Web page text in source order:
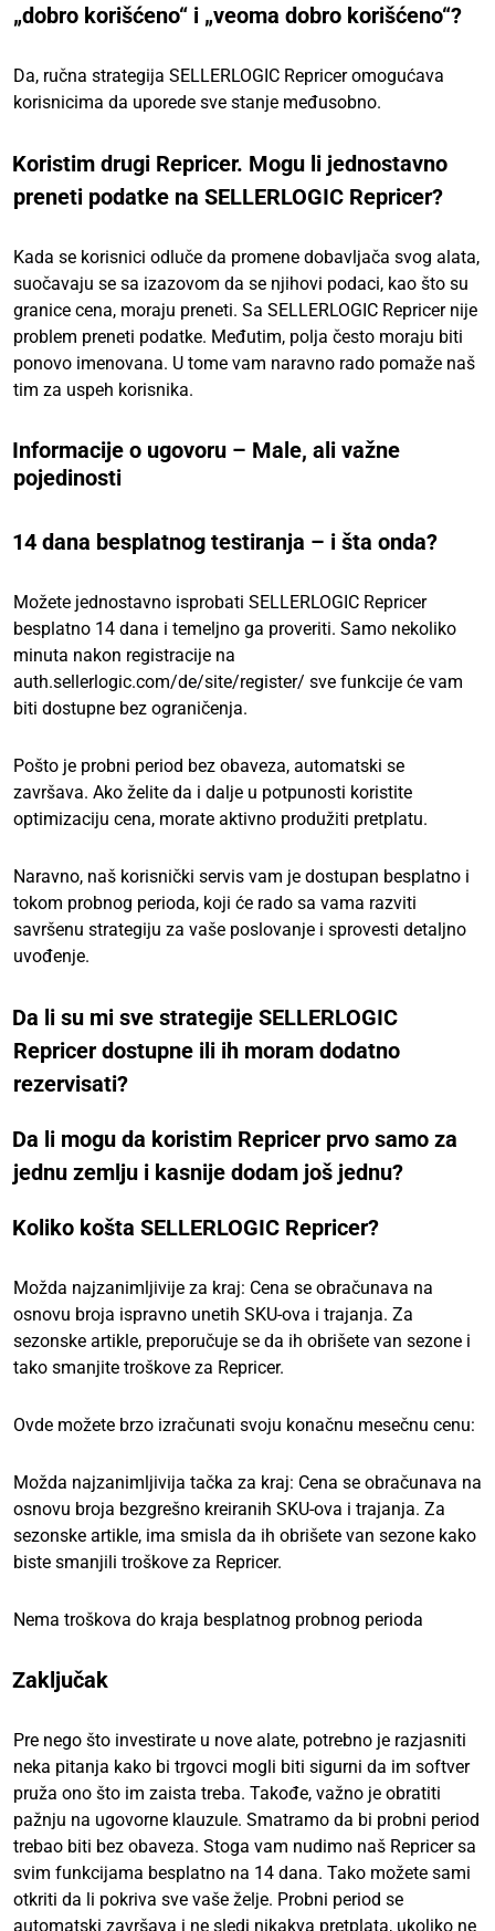
„dobro korišćeno“ i „veoma dobro korišćeno“?
Da, ručna strategija SELLERLOGIC Repricer omogućava
korisnicima da uporede sve stanje međusobno.
Koristim drugi Repricer. Mogu li jednostavno
preneti podatke na SELLERLOGIC Repricer?
Kada se korisnici odluče da promene dobavljača svog alata,
suočavaju se sa izazovom da se njihovi podaci, kao što su
granice cena, moraju preneti. Sa SELLERLOGIC Repricer nije
problem preneti podatke. Međutim, polja često moraju biti
ponovo imenovana. U tome vam naravno rado pomaže naš
tim za uspeh korisnika.
Informacije o ugovoru – Male, ali važne
pojedinosti
14 dana besplatnog testiranja – i šta onda?
Možete jednostavno isprobati SELLERLOGIC Repricer
besplatno 14 dana i temeljno ga proveriti. Samo nekoliko
minuta nakon registracije na
auth.sellerlogic.com/de/site/register/ sve funkcije će vam
biti dostupne bez ograničenja.
Pošto je probni period bez obaveza, automatski se
završava. Ako želite da i dalje u potpunosti koristite
optimizaciju cena, morate aktivno produžiti pretplatu.
Naravno, naš korisnički servis vam je dostupan besplatno i
tokom probnog perioda, koji će rado sa vama razviti
savršenu strategiju za vaše poslovanje i sprovesti detaljno
uvođenje.
Da li su mi sve strategije SELLERLOGIC
Repricer dostupne ili ih moram dodatno
rezervisati?
Da li mogu da koristim Repricer prvo samo za
jednu zemlju i kasnije dodam još jednu?
Koliko košta SELLERLOGIC Repricer?
Možda najzanimljivije za kraj: Cena se obračunava na
osnovu broja ispravno unetih SKU-ova i trajanja. Za
sezonske artikle, preporučuje se da ih obrišete van sezone i
tako smanjite troškove za Repricer.
Ovde možete brzo izračunati svoju konačnu mesečnu cenu:
Možda najzanimljivija tačka za kraj: Cena se obračunava na
osnovu broja bezgrešno kreiranih SKU-ova i trajanja. Za
sezonske artikle, ima smisla da ih obrišete van sezone kako
biste smanjili troškove za Repricer.
Nema troškova do kraja besplatnog probnog perioda
Zaključak
Pre nego što investirate u nove alate, potrebno je razjasniti
neka pitanja kako bi trgovci mogli biti sigurni da im softver
pruža ono što im zaista treba. Takođe, važno je obratiti
pažnju na ugovorne klauzule. Smatramo da bi probni period
trebao biti bez obaveza. Stoga vam nudimo naš Repricer sa
svim funkcijama besplatno na 14 dana. Tako možete sami
otkriti da li pokriva sve vaše želje. Probni period se
automatski završava i ne sledi nikakva pretplata, ukoliko ne